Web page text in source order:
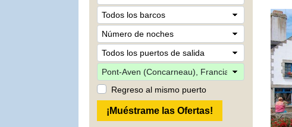
Regreso al mismo puerto